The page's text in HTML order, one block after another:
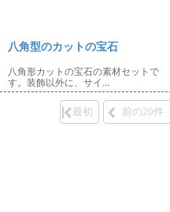
八角型のカットの宝石
八角形カットの宝石の素材セットで
す。装飾以外に、サイ...
最初 前の20件